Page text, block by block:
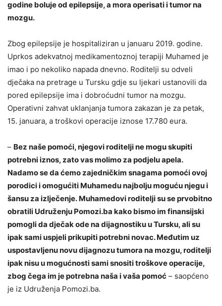
godine boluje od epilepsije, a mora operisati i tumor na
mozgu.
Zbog epilepsije je hospitaliziran u januaru 2019. godine.
Uprkos adekvatnoj medikamentoznoj terapiji Muhamed je
imao i po nekoliko napada dnevno. Roditelji su odveli
dječaka na pretrage u Tursku gdje su ljekari ustanovili da
pored epilepsije ima i dobroćudni tumor na mozgu.
Operativni zahvat uklanjanja tumora zakazan je za petak,
15. januara, a troškovi operacije iznose 17.780 eura.
– Bez naše pomoći, njegovi roditelji ne mogu skupiti
potrebni iznos, zato vas molimo za podjelu apela.
Nadamo se da ćemo zajedničkim snagama pomoći ovoj
porodici i omogućiti Muhamedu najbolju moguću njegu i
šansu za izlječenje. Muhamedovi roditelji su se prvobitno
obratili Udruženju Pomozi.ba kako bismo im finansijski
pomogli da dječak ode na dijagnostiku u Tursku, ali su
ipak sami uspjeli prikupiti potrebni novac. Međutim uz
uspostavljenu novu dijagnozu tumora na mozgu, roditelji
ipak nisu u mogućnosti sami snositi troškove operacije,
zbog čega im je potrebna naša i vaša pomoć – saopćeno
je iz Udruženja Pomozi.ba.